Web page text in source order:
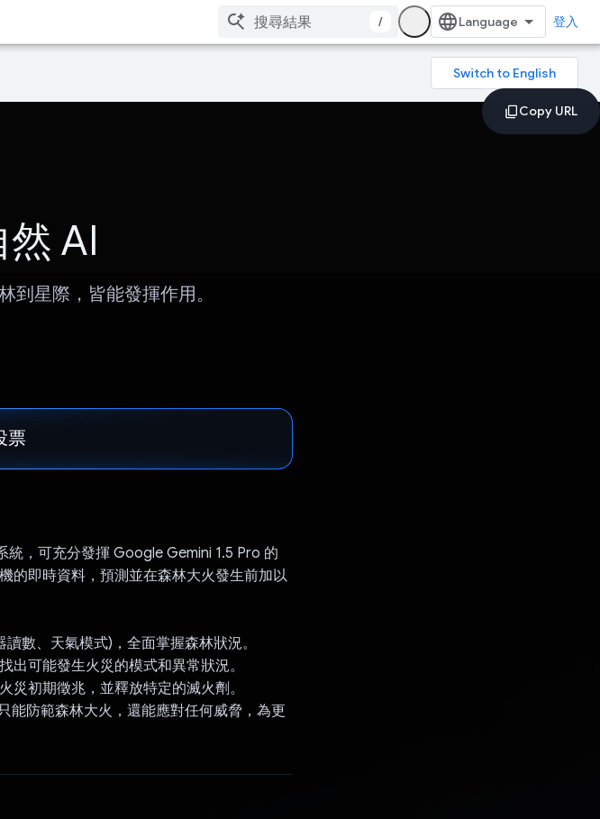
/ 登入
AI
到星際，皆能發揮作用。
票
，可充分發揮 Google Gemini 1.5 Pro 的
的即時資料，預測並在森林大火發生前加以
數、天氣模式)，全面掌握森林狀況。
可能發生火災的模式和異常狀況。
初期徵兆，並釋放特定的滅火劑。
能防範森林大火，還能應對任何威脅，為更